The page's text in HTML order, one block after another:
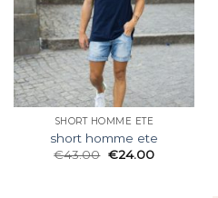
SHORT HOMME ETE
short homme ete
€43.00 €24.00